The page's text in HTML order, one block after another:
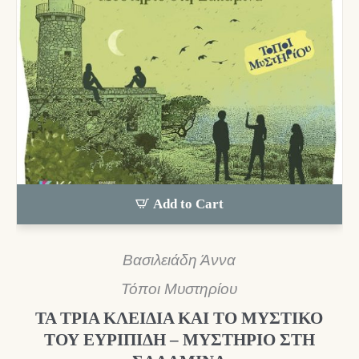
Add to Cart
Βασιλειάδη Άννα
Τόποι Μυστηρίου
ΤΑ ΤΡΙΑ ΚΛΕΙΔΙΑ ΚΑΙ ΤΟ ΜΥΣΤΙΚΟ
ΤΟΥ ΕΥΡΙΠΙΔΗ – ΜΥΣΤΗΡΙΟ ΣΤΗ